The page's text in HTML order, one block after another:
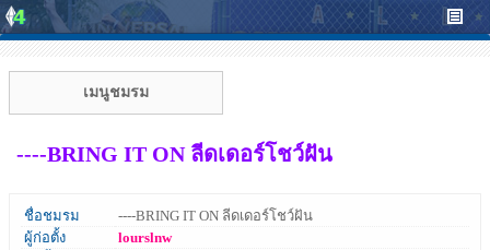
เมนูชมรม
----BRING IT ON ลีดเดอร์โชว์ฝัน
ชื่อชมรม
----BRING IT ON ลีดเดอร์โชว์ฝัน
ผู้ก่อตั้ง
lourslnw